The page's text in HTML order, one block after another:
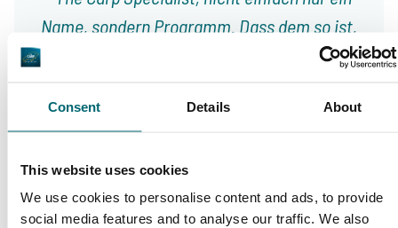
Consent Details About
This website uses cookies
We use cookies to personalise content and ads, to provide
social media features and to analyse our traffic. We also
Name, sondern Programm. Dass dem so ist,
davon konnte ich mich selbst bereits über
und der Service fangen hier nicht etwa erst
vom ersten Gespräch an. Jeroen nimmt sich
immer viel Zeit für uns, beriet bei der – der
9/10 Daniel Brünkmans